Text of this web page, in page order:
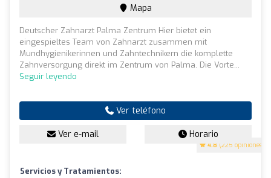
4.8 (225 opiniones)
Mapa
Deutscher Zahnarzt Palma Zentrum Hier bietet ein
eingespieltes Team von Zahnarzt zusammen mit
Mundhygienikerinnen und Zahntechnikern die komplette
Zahnversorgung direkt im Zentrum von Palma. Die Vorte...
Seguir leyendo
Ver teléfono
Ver e-mail Horario
Servicios y Tratamientos: